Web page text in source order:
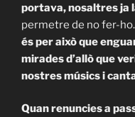
portava, nosaltres ja
permetre de no fer-ho.
és per això que
mirades d’allò que
nostres músics i
Quan renuncies a